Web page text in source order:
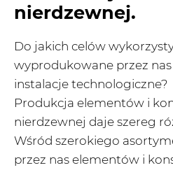
nierdzewnej.
Do jakich celów
wyprodukowane przez
instalacje technologiczne?
Produkcja elementów i
nierdzewnej daje szereg
Wśród szerokiego
przez nas elementów i